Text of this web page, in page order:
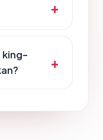
king-